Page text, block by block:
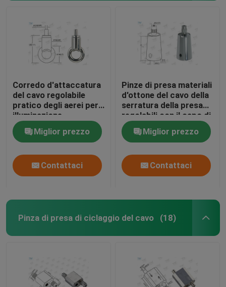
Corredo d'attaccatura
del cavo regolabile
pratico degli aerei per
illuminazione
architettonica
Miglior prezzo
Contattaci
Pinze di presa materiali
d'ottone del cavo della
serratura della presa
regolabili con il capo di
sicurezza
Miglior prezzo
Contattaci
Pinza di presa di ciclaggio del cavo (18)